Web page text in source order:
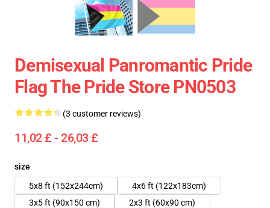
Demisexual Panromantic Pride
Flag The Pride Store PN0503
(3 customer reviews)
11,02 £ - 26,03 £
size
5x8 ft (152x244cm)
4x6 ft (122x183cm)
3x5 ft (90x150 cm)
2x3 ft (60x90 cm)